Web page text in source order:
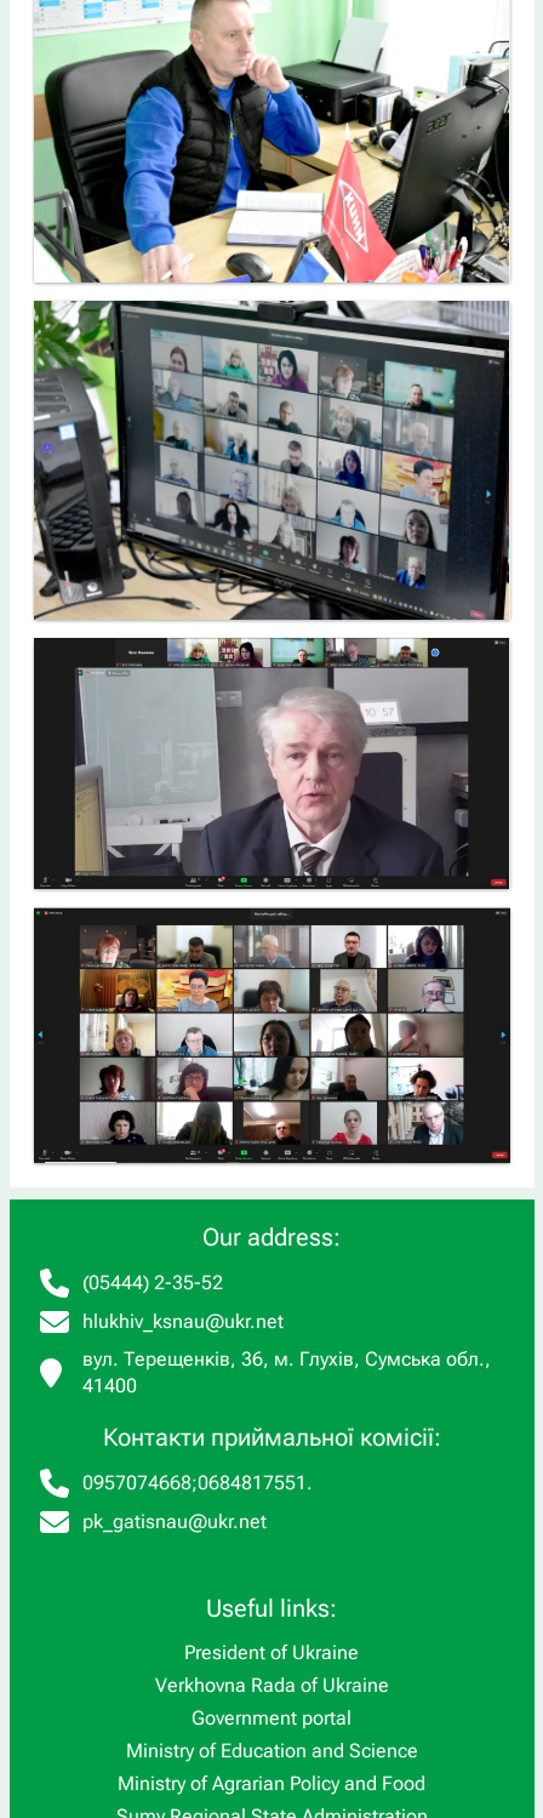
Our address:
(05444) 2-35-52
hlukhiv_ksnau@ukr.net
вул. Терещенків, 36, м. Глухів, Сумська обл.,
41400
Контакти приймальної комісії:
0957074668;0684817551 .
pk_gatisnau@ukr.net
Useful links:
President of Ukraine
Verkhovna Rada of Ukraine
Government portal
Ministry of Education and Science
Ministry of Agrarian Policy and Food